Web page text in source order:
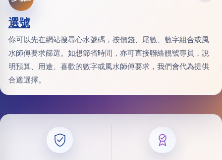
選號
你可以先在網站搜尋心水號碼，按價錢、尾數、數字組合或風
水師傅要求篩選。如想節省時間，亦可直接聯絡靚號專員，說
明預算、用途、喜歡的數字或風水師傅要求，我們會代為提供
合適選擇。